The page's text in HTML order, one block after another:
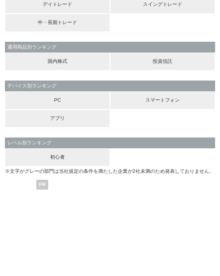
デイトレード スイングトレード
中・長期トレード
運用商品別ランキング
国内株式 投資信託
デバイス別ランキング
PC スマートフォン
アプリ
レベル別ランキング
初心者
※文字がグレーの部門は当社規定の条件を満たした企業が2社未満のため発表しておりません。
PR